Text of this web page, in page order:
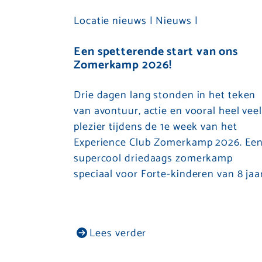
Locatie nieuws | Nieuws |
Een spetterende start van ons
Zomerkamp 2026!
Drie dagen lang stonden in het teken
van avontuur, actie en vooral heel veel
plezier tijdens de 1e week van het
Experience Club Zomerkamp 2026.
supercool driedaags zomerkamp
speciaal voor Forte-kinderen van 8
Lees verder